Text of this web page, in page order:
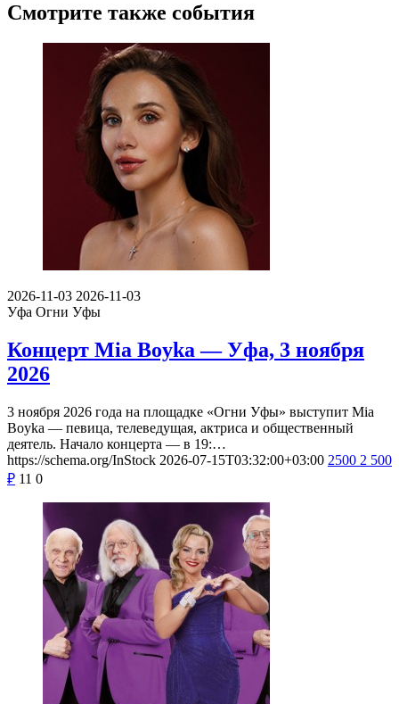
Смотрите также события
2026-11-03 2026-11-03
Уфа Огни Уфы
Концерт Mia Boyka — Уфа, 3 ноября
2026
3 ноября 2026 года на площадке «Огни Уфы» выступит Mia
Boyka — певица, телеведущая, актриса и общественный
деятель. Начало концерта — в 19:…
https://schema.org/InStock 2026-07-15T03:32:00+03:00 2500 2 500
₽ 11 0